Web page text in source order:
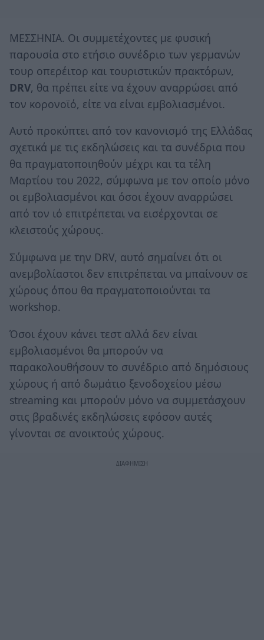
ΜΕΣΣΗΝΙΑ. Οι συμμετέχοντες με φυσική
παρουσία στο ετήσιο συνέδριο των γερμανών
τουρ οπερέιτορ και τουριστικών πρακτόρων,
DRV, θα πρέπει είτε να έχουν αναρρώσει από
τον κορoνοϊό, είτε να είναι εμβολιασμένοι.
Αυτό προκύπτει από τον κανονισμό της Ελλάδας
σχετικά με τις εκδηλώσεις και τα συνέδρια που
θα πραγματοποιηθούν μέχρι και τα τέλη
Μαρτίου του 2022, σύμφωνα με τον οποίο μόνο
οι εμβολιασμένοι και όσοι έχουν αναρρώσει
από τον ιό επιτρέπεται να εισέρχονται σε
κλειστούς χώρους.
Σύμφωνα με την DRV, αυτό σημαίνει ότι οι
ανεμβολίαστοι δεν επιτρέπεται να μπαίνουν σε
χώρους όπου θα πραγματοποιούνται τα
workshop.
Όσοι έχουν κάνει τεστ αλλά δεν είναι
εμβολιασμένοι θα μπορούν να
παρακολουθήσουν το συνέδριο από δημόσιους
χώρους ή από δωμάτιο ξενοδοχείου μέσω
streaming και μπορούν μόνο να συμμετάσχουν
στις βραδινές εκδηλώσεις εφόσον αυτές
γίνονται σε ανοικτούς χώρους.